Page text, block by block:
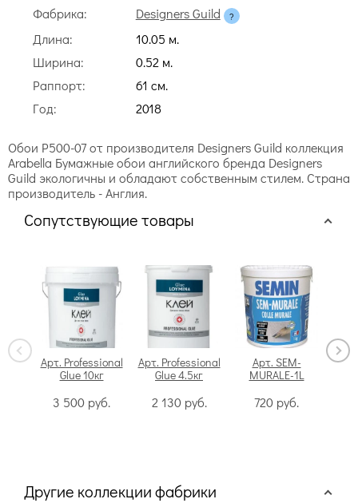
Фабрика:
Designers Guild
Длина:
10.05 м.
Ширина:
0.52 м.
Раппорт:
61 cм.
Год:
2018
Обои P500-07 от производителя Designers Guild коллекция
Arabella Бумажные обои английского бренда Designers
Guild экологичны и обладают собственным стилем. Страна
производитель - Англия.
Сопутствующие товары
Арт. Professional
Glue 10кг
3 500 руб.
Арт. Professional
Glue 4.5кг
2 130 руб.
Арт. SEM-
MURALE-1L
720 руб.
Другие коллекции фабрики